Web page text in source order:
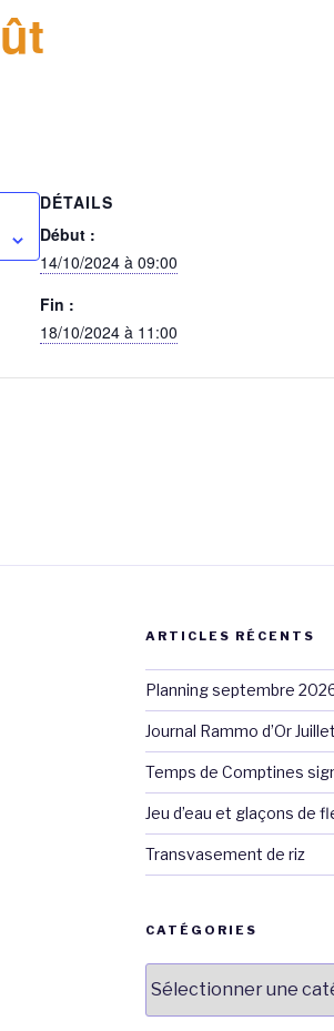
DÉTAILS
Début :
14/10/2024 à 09:00
Fin :
18/10/2024 à 11:00
ARTICLES RÉCENTS
Planning septembre
Journal Rammo d’Or
Temps de Comptines
Jeu d’eau et glaçons de
Transvasement de riz
CATÉGORIES